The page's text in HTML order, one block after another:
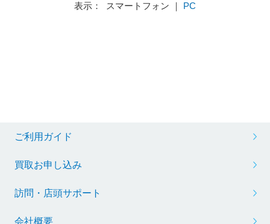
表示： スマートフォン ｜ PC
ご利用ガイド
買取お申し込み
訪問・店頭サポート
会社概要